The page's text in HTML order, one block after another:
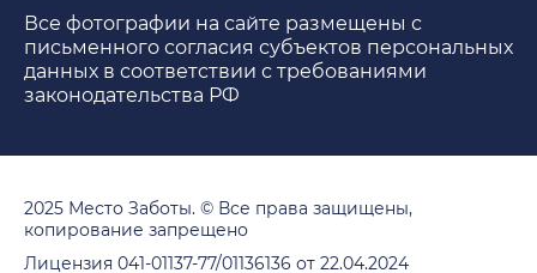
Все фотографии на сайте размещены с
письменного согласия субъектов персональных
данных в соответствии с требованиями
законодательства РФ
2025 Место Заботы. © Все права защищены,
копирование запрещено
Лицензия 041-01137-77/01136136 от 22.04.2024